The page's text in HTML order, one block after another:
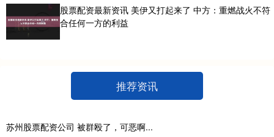
股票配资最新资讯 美伊又打起来了 中方：重燃战火不符
合任何一方的利益
推荐资讯
苏州股票配资公司 被群殴了，可恶啊...